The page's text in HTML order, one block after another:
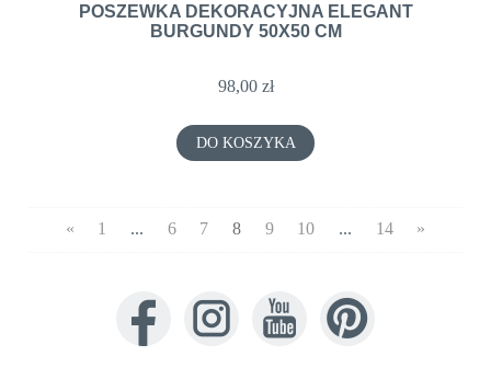
POSZEWKA DEKORACYJNA ELEGANT
BURGUNDY 50X50 CM
98,00 zł
DO KOSZYKA
« 1 ... 6 7 8 9 10 ... 14 »